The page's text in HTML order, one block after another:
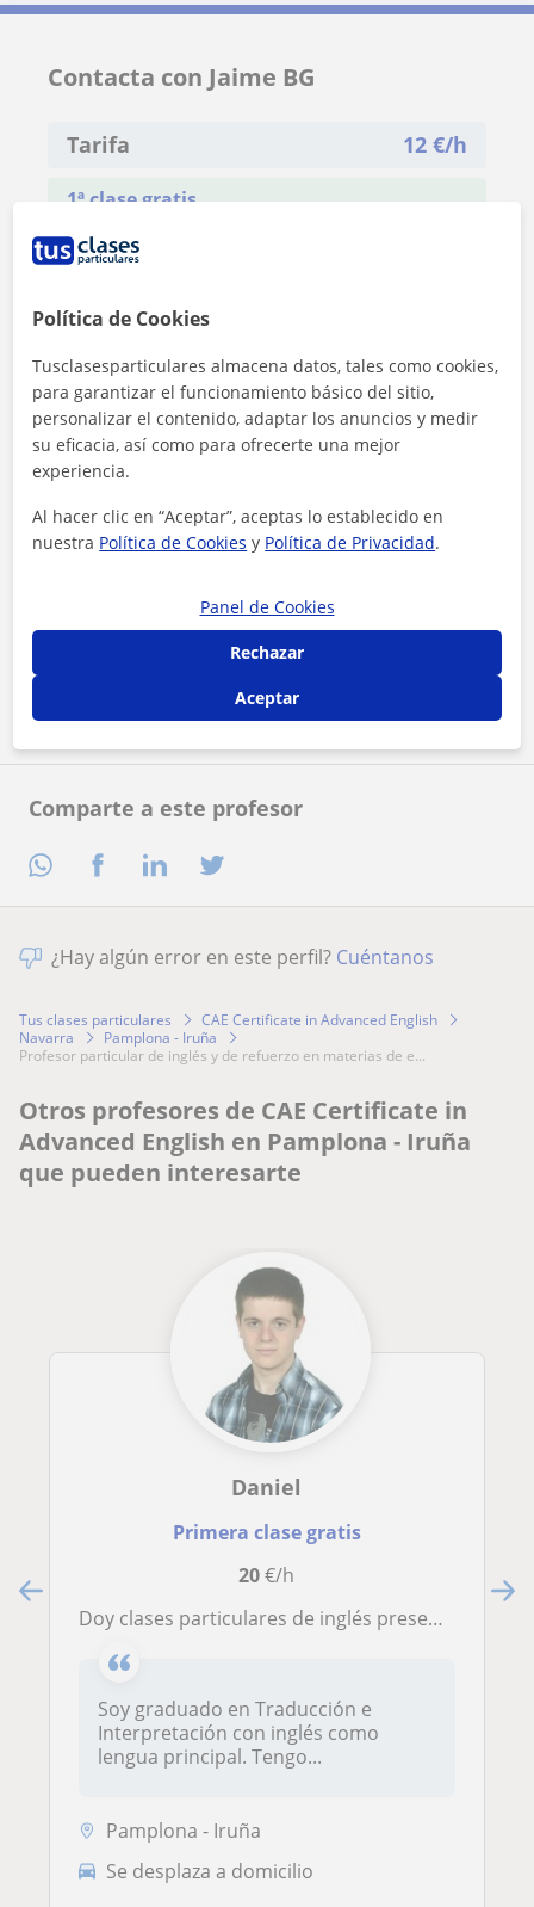
Comparte a este profesor
Contacta con Jaime BG
Tarifa 12 €/h
1ª clase gratis
Al hacer clic, aceptas nuestroaviso legaly de
¿Hay algún error en este perfil? Cuéntanos
Tus clases particulares
CAE Certificate in Advanced English
Navarra
Pamplona - Iruña
profesor particular de inglés y de refuerzo en materias de e...
Otros profesores de CAE Certificate in
Advanced English en Pamplona - Iruña
que pueden interesarte
Daniel
Primera clase gratis
20€/h
Doy clases particulares de inglés presenciales y online en Pamplona y su comarca
Soy graduado en Traducción e
Interpretación con inglés como
lengua principal. Tengo...
Pamplona - Iruña
Se desplaza a domicilio
Política de Cookies
Tusclasesparticulares almacena datos, tales como cookies,
para garantizar el funcionamiento básico del sitio,
personalizar el contenido, adaptar los anuncios y medir
su eficacia, así como para ofrecerte una mejor
experiencia.
Al hacer clic en “Aceptar”, aceptas lo establecido en
nuestra Política de Cookies y Política de Privacidad.
Panel de Cookies
Rechazar
Aceptar